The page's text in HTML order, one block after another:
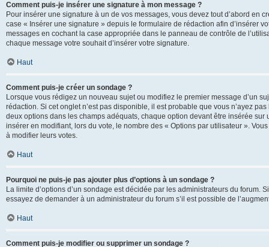
Comment puis-je insérer une signature à mon message ?
Pour insérer une signature à un de vos messages, vous devez tout d’abord en
case « Insérer une signature » depuis le formulaire de rédaction afin d’insérer
messages en cochant la case appropriée dans le panneau de contrôle de
chaque message votre souhait d’insérer votre signature.
Haut
Comment puis-je créer un sondage ?
Lorsque vous rédigez un nouveau sujet ou modifiez le premier message d’un
rédaction. Si cet onglet n’est pas disponible, il est probable que vous n’ayez
deux options dans les champs adéquats, chaque option devant être insérée
insérer en modifiant, lors du vote, le nombre des « Options par utilisateur ».
à modifier leurs votes.
Haut
Pourquoi ne puis-je pas ajouter plus d’options à un sondage ?
La limite d’options d’un sondage est décidée par les administrateurs du
essayez de demander à un administrateur du forum s’il est possible de
Haut
Comment puis-je modifier ou supprimer un sondage ?